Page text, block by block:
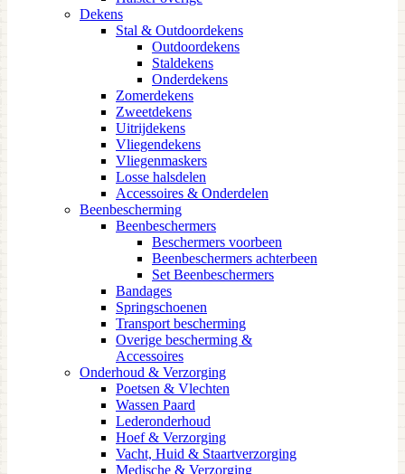
Dekens
Stal & Outdoordekens
Outdoordekens
Staldekens
Onderdekens
Zomerdekens
Zweetdekens
Uitrijdekens
Vliegendekens
Vliegenmaskers
Losse halsdelen
Accessoires & Onderdelen
Beenbescherming
Beenbeschermers
Beschermers voorbeen
Beenbeschermers achterbeen
Set Beenbeschermers
Bandages
Springschoenen
Transport bescherming
Overige bescherming &
Accessoires
Onderhoud & Verzorging
Poetsen & Vlechten
Wassen Paard
Lederonderhoud
Hoef & Verzorging
Vacht, Huid & Staartverzorging
Medische & Verzorging